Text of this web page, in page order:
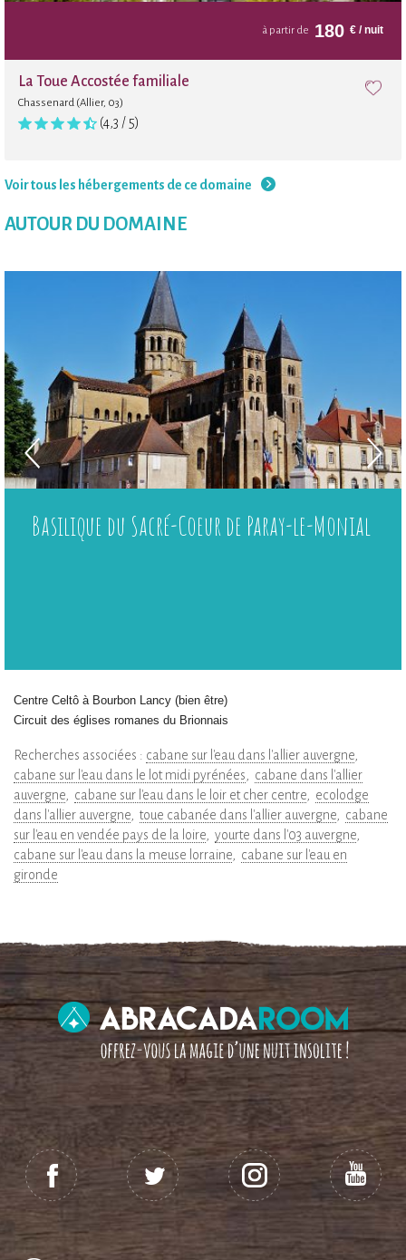
à partir de 180 € / nuit
La Toue Accostée familiale
Chassenard (Allier, 03)
(4,3 / 5)
Voir tous les hébergements de ce domaine
AUTOUR DU DOMAINE
Basilique du Sacré-Coeur de Paray-le-Monial
Centre Celtô à Bourbon Lancy (bien être)
Circuit des églises romanes du Brionnais
Recherches associées : cabane sur l'eau dans l'allier auvergne
cabane sur l'eau dans le lot midi pyrénées
cabane dans l'allier
auvergne
cabane sur l'eau dans le loir et cher centre
ecolodge
dans l'allier auvergne
toue cabanée dans l'allier auvergne
cabane
sur l'eau en vendée pays de la loire
yourte dans l'03 auvergne
cabane sur l'eau dans la meuse lorraine
cabane sur l'eau en
gironde